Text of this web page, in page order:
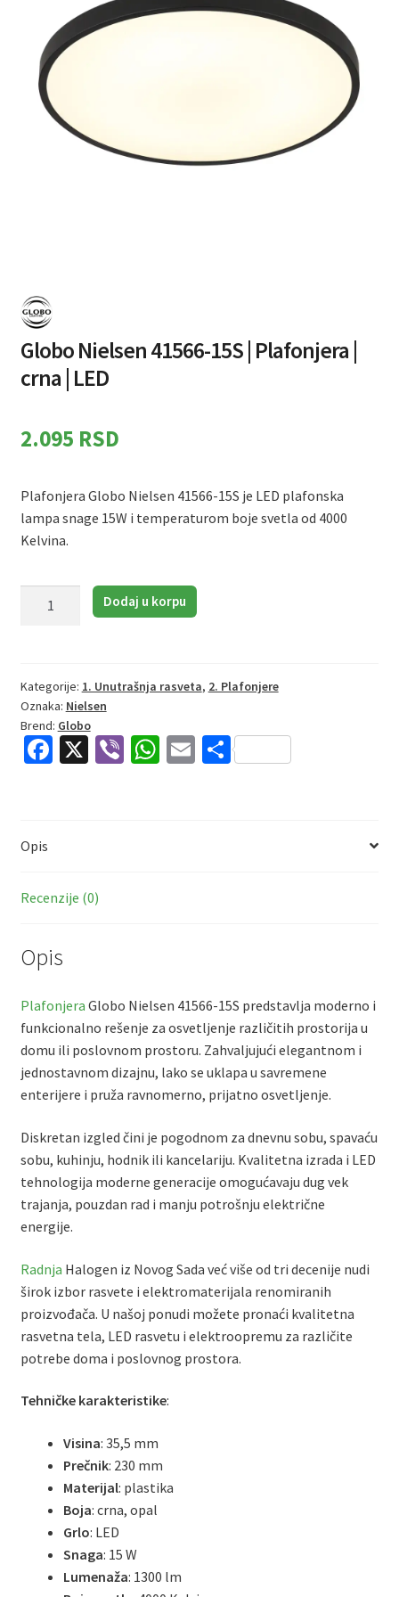
Globo Nielsen 41566-15S | Plafonjera |
crna | LED
2.095 RSD
Plafonjera Globo Nielsen 41566-15S je LED plafonska
lampa snage 15W i temperaturom boje svetla od 4000
Kelvina.
|
Plafonjera
|
crna
Dodaj u korpu
Kategorije: 1. Unutrašnja rasveta, 2. Plafonjere
Oznaka: Nielsen
Brend: Globo
Fa
k
X Vi W E S
Opis
Recenzije (0)
Opis
Plafonjera Globo Nielsen 41566-15S predstavlja moderno i
funkcionalno rešenje za osvetljenje različitih prostorija u
domu ili poslovnom prostoru. Zahvaljujući elegantnom i
jednostavnom dizajnu, lako se uklapa u savremene
enterijere i pruža ravnomerno, prijatno osvetljenje.
Diskretan izgled čini je pogodnom za dnevnu sobu, spavaću
sobu, kuhinju, hodnik ili kancelariju. Kvalitetna izrada i LED
tehnologija moderne generacije omogućavaju dug vek
trajanja, pouzdan rad i manju potrošnju električne
energije.
Radnja Halogen iz Novog Sada već više od tri decenije nudi
širok izbor rasvete i elektromaterijala renomiranih
proizvođača. U našoj ponudi možete pronaći kvalitetna
rasvetna tela, LED rasvetu i elektroopremu za različite
potrebe doma i poslovnog prostora.
Tehničke karakteristike:
Visina: 35,5 mm
Prečnik: 230 mm
Materijal: plastika
Boja: crna, opal
Grlo: LED
Snaga: 15 W
Lumenaža: 1300 lm